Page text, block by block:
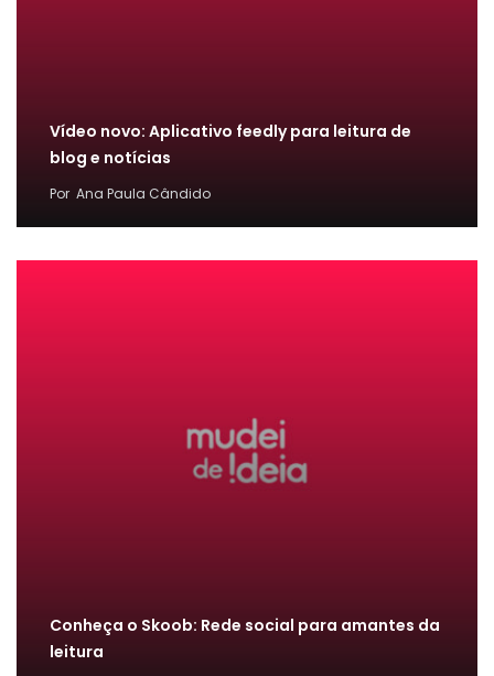
Vídeo novo: Aplicativo feedly para leitura de
blog e notícias
Por Ana Paula Cândido
Conheça o Skoob: Rede social para amantes da
leitura